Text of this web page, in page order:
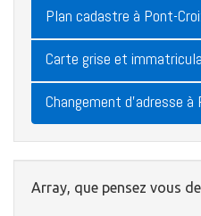
Plan cadastre à Pont-
Carte grise et
Changement d'adresse à
Array, que pensez vous